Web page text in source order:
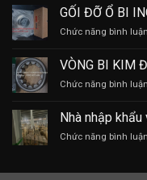
GỐI ĐỠ Ổ BI
Chức năng bình
VÒNG BI KIM
Chức năng bình
Nhà nhập
Chức năng bình